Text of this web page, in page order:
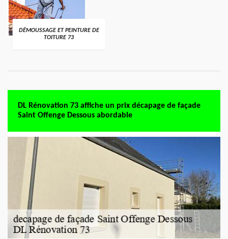
DÉMOUSSAGE ET PEINTURE DE
TOITURE 73
DL Rénovation 73 affiche un prix décapage de façade
Saint Offenge Dessous abordable